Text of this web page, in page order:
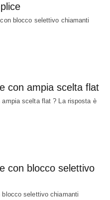
blocco selettivo chiamanti
con ampia scelta flat
scelta flat ? La risposta è
con blocco selettivo
blocco selettivo chiamanti